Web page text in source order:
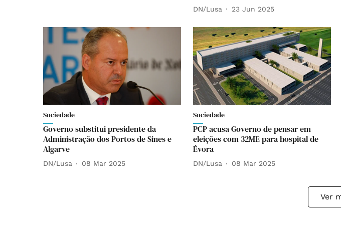
DN/Lusa 23 Jun 2025
Sociedade
Governo substitui presidente da
Administração dos Portos de Sines e
Algarve
DN/Lusa 08 Mar 2025
Sociedade
PCP acusa Governo de pensar em
eleições com 32ME para hospital de
Évora
DN/Lusa 08 Mar 2025
Ver